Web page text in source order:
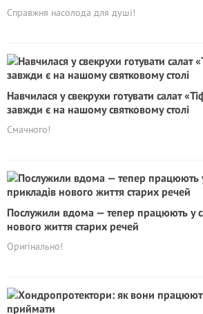
Справжня насолода для душі!
Навчилася у свекрухи готувати салат
завжди є на нашому святковому столі
Смачного!
Послужили вдома — тепер працюють у
нового життя старих речей
Оригінально!